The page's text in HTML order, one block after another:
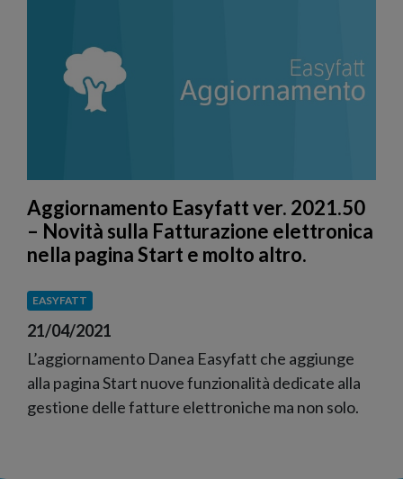
Aggiornamento Easyfatt ver. 2021.50
– Novità sulla Fatturazione elettronica
nella pagina Start e molto altro.
EASYFATT
21/04/2021
L’aggiornamento Danea Easyfatt che aggiunge
alla pagina Start nuove funzionalità dedicate alla
gestione delle fatture elettroniche ma non solo.